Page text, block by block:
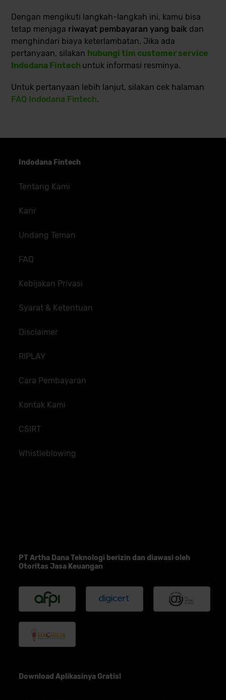
Dengan mengikuti langkah-langkah ini, kamu bisa
tetap menjaga riwayat pembayaran yang baik dan
menghindari biaya keterlambatan. Jika ada
pertanyaan, silakan hubungi timcustomer service
Indodana Fintech untuk informasi resminya.
Untuk pertanyaan lebih lanjut, silakan cek halaman
FAQ Indodana Fintech.
Indodana Fintech
Tentang Kami
Karir
Undang Teman
FAQ
Kebijakan Privasi
Syarat & Ketentuan
Disclaimer
RIPLAY
Cara Pembayaran
Kontak Kami
CSIRT
Whistleblowing
PT Artha Dana Teknologi berizin dan diawasi oleh
Otoritas Jasa Keuangan
Download Aplikasinya Gratis!